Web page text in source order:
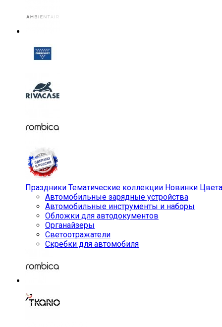
Праздники Тематические коллекции Новинки Цвета
Автомобильные зарядные устройства
Автомобильные инструменты и наборы
Обложки для автодокументов
Органайзеры
Светоотражатели
Скребки для автомобиля